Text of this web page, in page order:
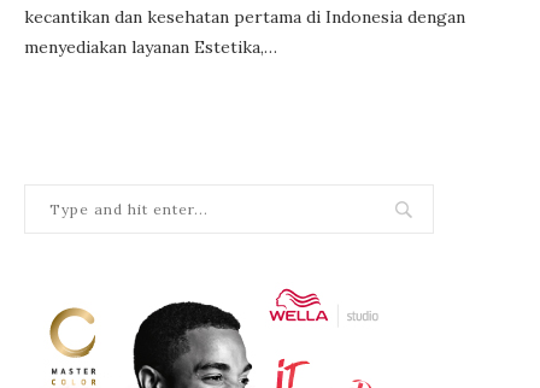
kecantikan dan kesehatan pertama di Indonesia dengan
menyediakan layanan Estetika,…